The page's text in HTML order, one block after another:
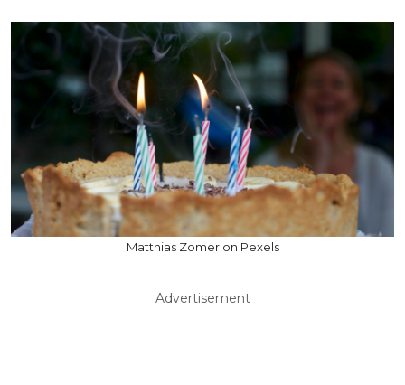
Matthias Zomer on Pexels
Advertisement